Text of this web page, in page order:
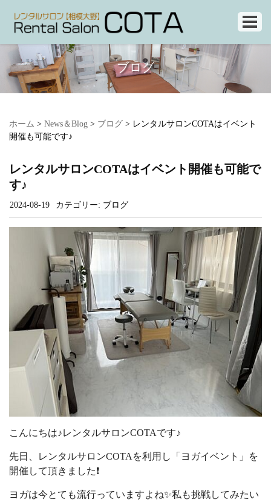
ブログ
ホーム > News＆Blog > ブログ > レンタルサロンCOTAはイベント
開催も可能です♪
レンタルサロンCOTAはイベント開催も可能で
す♪
2024-08-19 カテゴリー: ブログ
こんにちは♪レンタルサロンCOTAです♪
先日、レンタルサロンCOTAを利用し「ヨガイベント」を
開催して頂きました❗️
ヨガは今とても流行っていますよね✨私も挑戦してみたい